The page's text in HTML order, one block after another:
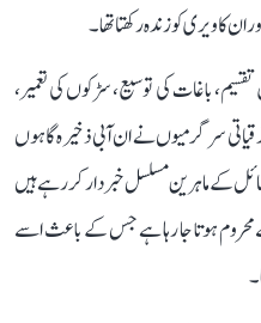
کو زندہ رکھتا تھا۔
باغات کی توسیع، سڑکوں کی تعمیر،
سرگرمیوں نے ان آبی ذخیرہ گاہوں
کے ماہرین مسلسل خبردار کر رہے ہیں
ہوتا جا رہا ہے جس کے باعث اسے